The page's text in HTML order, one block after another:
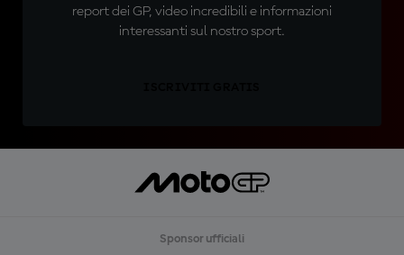
report dei GP, video incredibili e informazioni
interessanti sul nostro sport.
Sponsor ufficiali